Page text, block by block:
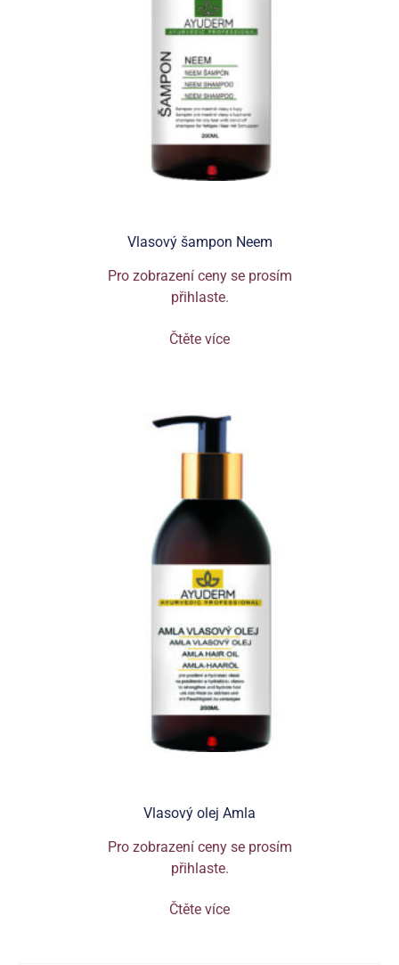
Vlasový šampon Neem
Pro zobrazení ceny se prosím
přihlaste.
Čtěte více
Vlasový olej Amla
Pro zobrazení ceny se prosím
přihlaste.
Čtěte více